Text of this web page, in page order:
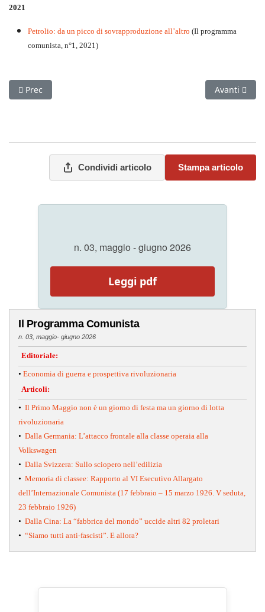
2021
Petrolio: da un picco di sovrapproduzione all’altro (Il programma
comunista, n°1, 2021)
Articolo precedente: Riformismo e terrorismo
Prec Articolo
Avanti
Condividi articolo Stampa articolo
n. 03, maggio - giugno 2026
Leggi pdf
Il Programma Comunista
n. 03, maggio- giugno 2026
Editoriale:
• Economia di guerra e prospettiva rivoluzionaria
Articoli:
• Il Primo Maggio non è un giorno di festa ma un giorno di lotta
rivoluzionaria
• Dalla Germania: L’attacco frontale alla classe operaia alla
Volkswagen
• Dalla Svizzera: Sullo sciopero nell’edilizia
• Memoria di classee: Rapporto al VI Esecutivo Allargato
dell’Internazionale Comunista (17 febbraio – 15 marzo 1926. V seduta,
23 febbraio 1926)
• Dalla Cina: La “fabbrica del mondo” uccide altri 82 proletari
• “Siamo tutti anti-fascisti”. E allora?